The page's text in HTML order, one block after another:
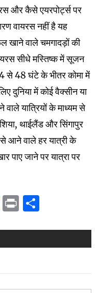
और कैसे एयरपोर्ट्स पर
वायरस नहीं है यह
वाले चमगादड़ों की
सीधे मस्तिष्क में सूजन
से 48 घंटे के भीतर कोमा में
दुनिया में कोई वैक्सीन या
यात्रियों के माध्यम से
थाईलैंड और सिंगापुर
आने वाले हर यात्री के
पाए जाने पर यात्रा पर
Messenger
Print